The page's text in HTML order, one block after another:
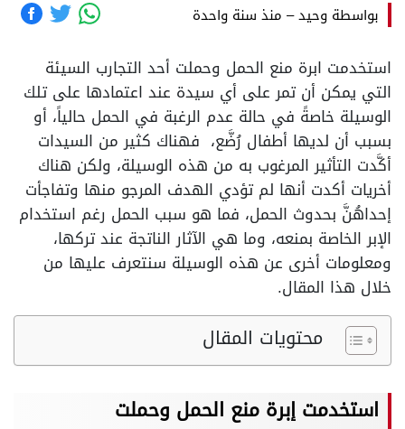
بواسطة وحيد– منذ سنة واحدة
استخدمت ابرة منع الحمل وحملت أحد التجارب السيئة
التي يمكن أن تمر على أي سيدة عند اعتمادها على تلك
الوسيلة خاصةً في حالة عدم الرغبة في الحمل حالياً، أو
بسبب أن لديها أطفال رُضَّع، فهناك كثير من السيدات
أكَّدت التأثير المرغوب به من هذه الوسيلة، ولكن هناك
أخريات أكدت أنها لم تؤدي الهدف المرجو منها وتفاجأت
إحداهُنَّ بحدوث الحمل، فما هو سبب الحمل رغم استخدام
الإبر الخاصة بمنعه، وما هي الآثار الناتجة عند تركها،
ومعلومات أخرى عن هذه الوسيلة سنتعرف عليها من
خلال هذا المقال.
محتويات المقال
استخدمت إبرة منع الحمل وحملت